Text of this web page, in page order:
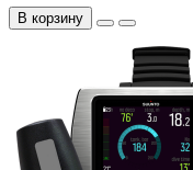
В корзину